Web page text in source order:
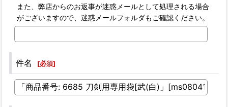
また、弊店からのお返事が迷惑メールとして処理される場合
がございますので、迷惑メールフォルダもご確認ください。
件名 [必須]